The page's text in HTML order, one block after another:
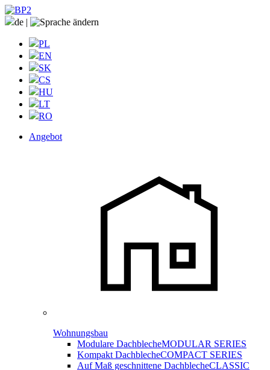
de |
PL
EN
SK
CS
HU
LT
RO
Angebot
Wohnungsbau
Modulare DachblecheMODULAR SERIES
Kompakt DachblecheCOMPACT SERIES
Auf Maß geschnittene DachblecheCLASSIC